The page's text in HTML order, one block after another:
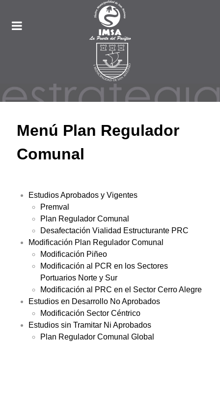
Menú Plan Regulador
Comunal
Estudios Aprobados y Vigentes
Premval
Plan Regulador Comunal
Desafectación Vialidad Estructurante PRC
Modificación Plan Regulador Comunal
Modificación Piñeo
Modificación al PCR en los Sectores
Portuarios Norte y Sur
Modificación al PRC en el Sector Cerro Alegre
Estudios en Desarrollo No Aprobados
Modificación Sector Céntrico
Estudios sin Tramitar Ni Aprobados
Plan Regulador Comunal Global